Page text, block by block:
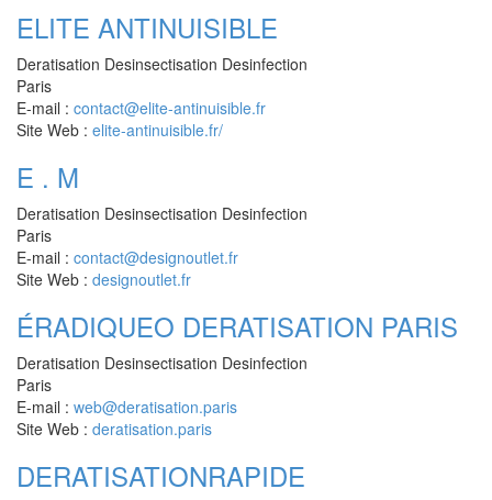
ELITE ANTINUISIBLE
Deratisation Desinsectisation Desinfection
Paris
E-mail : contact@elite-antinuisible.fr
Site Web : elite-antinuisible.fr/
E . M
Deratisation Desinsectisation Desinfection
Paris
E-mail : contact@designoutlet.fr
Site Web : designoutlet.fr
ÉRADIQUEO DERATISATION PARIS
Deratisation Desinsectisation Desinfection
Paris
E-mail : web@deratisation.paris
Site Web : deratisation.paris
DERATISATIONRAPIDE